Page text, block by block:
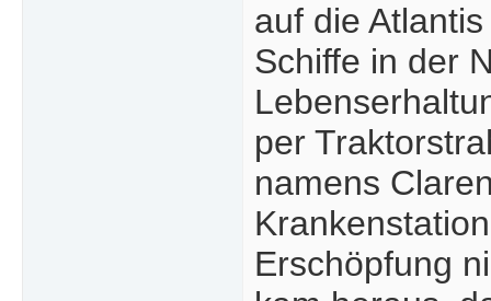
auf die
Schiffe in der
per
namens
Erschöpfung